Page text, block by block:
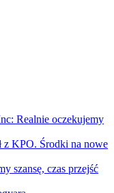
Realnie oczekujemy
z KPO. Środki na nowe
szansę, czas przejść